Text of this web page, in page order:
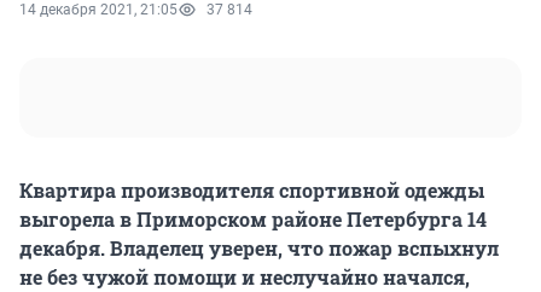
14 декабря 2021, 21:05 37 814
Квартира производителя спортивной одежды
выгорела в Приморском районе Петербурга 14
декабря. Владелец уверен, что пожар вспыхнул
не без чужой помощи и неслучайно начался,